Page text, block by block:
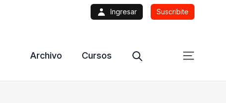
Ingresar Suscribite
Archivo Cursos